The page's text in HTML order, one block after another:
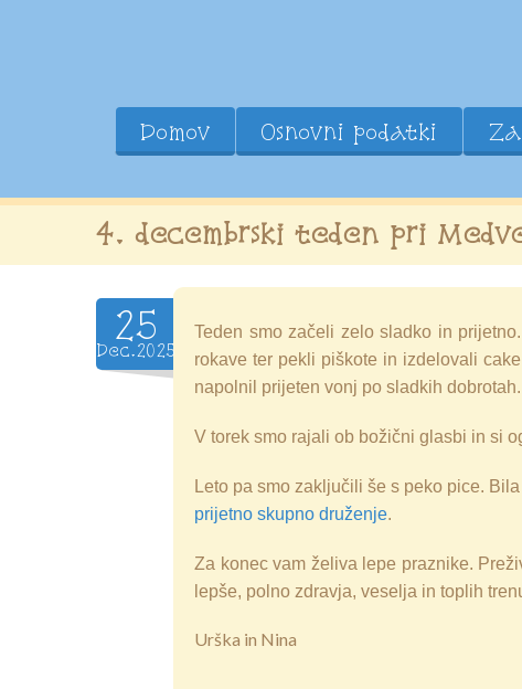
Domov Osnovni podatki
4. decembrski teden pri
25
Dec.2025
Teden smo začeli zelo sladko in
rokave ter pekli piškote in izdelovali
napolnil prijeten vonj po sladkih dobrotah.
V torek smo rajali ob božični glasbi in si
Leto pa smo zaključili še s peko pice.
prijetno skupno druženje.
Za konec vam želiva lepe praznike.
lepše, polno zdravja, veselja in toplih
Urška in Nina